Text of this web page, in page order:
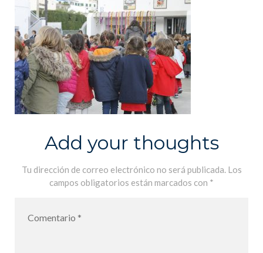
Add your thoughts
Tu dirección de correo electrónico no será publicada. Los
campos obligatorios están marcados con *